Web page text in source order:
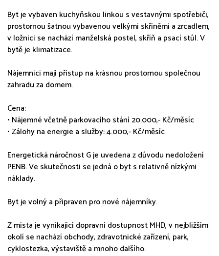
Byt je vybaven kuchyňskou linkou s vestavnými spotřebiči,
prostornou šatnou vybavenou velkými skříněmi a zrcadlem,
v ložnici se nachází manželská postel, skříň a psací stůl. V
bytě je klimatizace.
Nájemníci mají přístup na krásnou prostornou společnou
zahradu za domem.
Cena:
• Nájemné včetně parkovacího stání 20.000,- Kč/měsíc
• Zálohy na energie a služby: 4.000,- Kč/měsíc
Energetická náročnost G je uvedena z důvodu nedoložení
PENB. Ve skutečnosti se jedná o byt s relativně nízkými
náklady.
Byt je volný a připraven pro nové nájemníky.
Z místa je vynikající dopravní dostupnost MHD, v nejbližším
okolí se nachází obchody, zdravotnické zařízení, park,
cyklostezka, výstaviště a mnoho dalšího.